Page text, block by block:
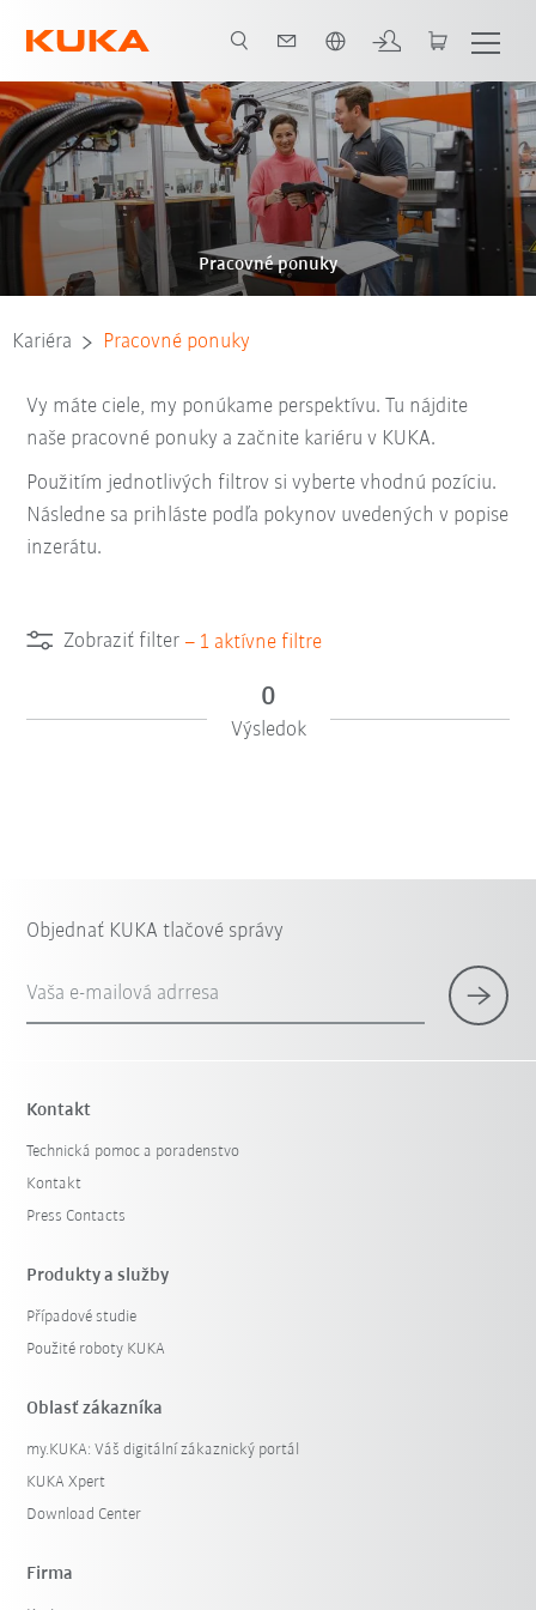
Pracovné ponuky
Kariéra Pracovné ponuky
Vy máte ciele, my ponúkame perspektívu. Tu nájdite
naše pracovné ponuky a začnite kariéru v KUKA.
Použitím jednotlivých filtrov si vyberte vhodnú pozíciu.
Následne sa prihláste podľa pokynov uvedených v popise
inzerátu.
Zobraziť filter – 1 aktívne filtre
Filter zrušiť
0
Výsledok
Objednať KUKA tlačové správy
Vaša e-mailová adrresa
Kontakt
Technická pomoc a poradenstvo
Kontakt
Press Contacts
Produkty a služby
Případové studie
Použité roboty KUKA
Oblasť zákazníka
my.KUKA: Váš digitální zákaznický portál
KUKA Xpert
Download Center
Firma